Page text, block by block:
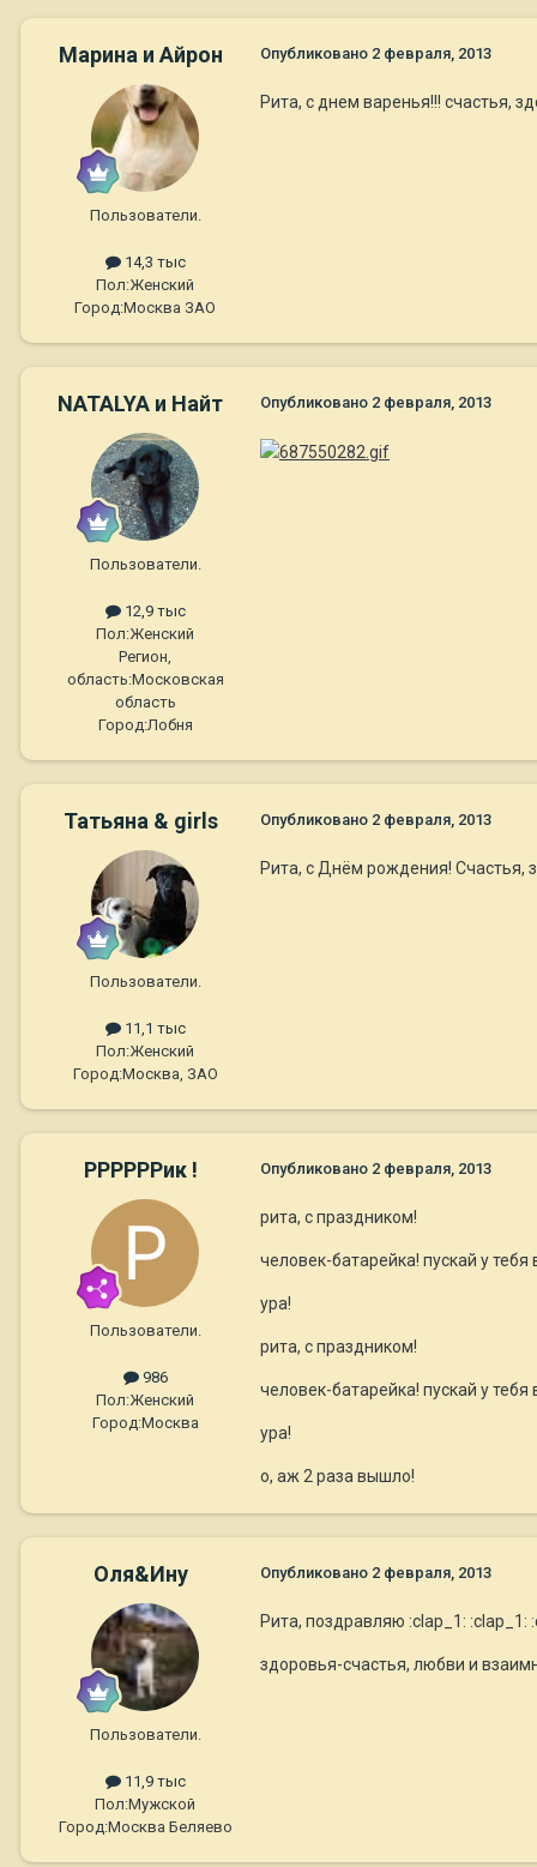
Марина и Айрон
Пользователи.
14,3 тыс
Пол:Женский
Город:Москва ЗАО
Опубликовано 2 февраля, 2013
Рита, с днем варенья!!! счастья,
NATALYA и Найт
Пользователи.
12,9 тыс
Пол:Женский
Регион,
область:Московская
область
Город:Лобня
Опубликовано 2 февраля, 2013
Татьяна & girls
Пользователи.
11,1 тыс
Пол:Женский
Город:Москва, ЗАО
Опубликовано 2 февраля, 2013
Рита, с Днём рождения! Счастья,
РРРРРРик !
Пользователи.
986
Пол:Женский
Город:Москва
Опубликовано 2 февраля, 2013
рита, с праздником!
человек-батарейка! пускай у
ура!
рита, с праздником!
человек-батарейка! пускай у
ура!
о, аж 2 раза вышло!
Оля&Ину
Пользователи.
11,9 тыс
Пол:Мужской
Город:Москва Беляево
Опубликовано 2 февраля, 2013
Рита, поздравляю :clap_1: :clap_1:
здоровья-счастья, любви и